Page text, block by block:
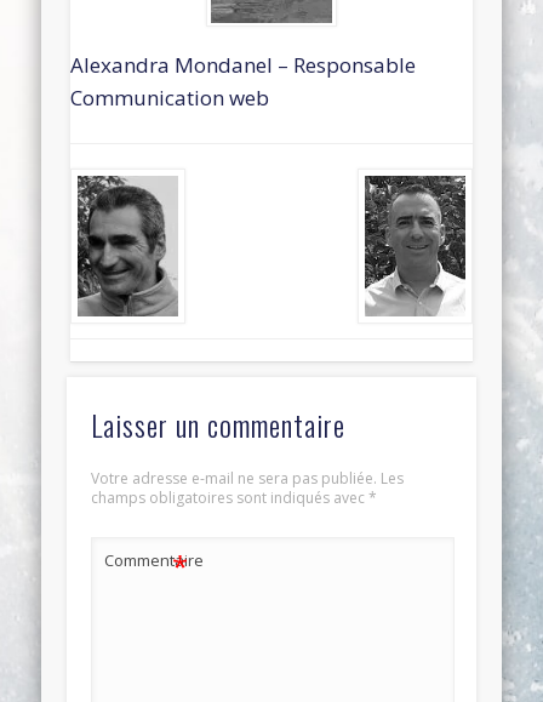
Alexandra Mondanel – Responsable
Communication web
Laisser un commentaire
Votre adresse e-mail ne sera pas publiée. Les
champs obligatoires sont indiqués avec*
Commentaire
*